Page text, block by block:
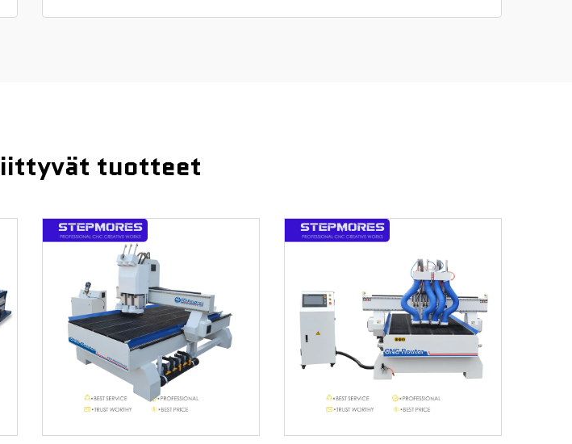
tuotteet